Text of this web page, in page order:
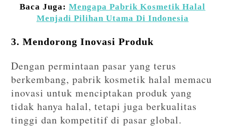
Baca Juga: Mengapa Pabrik Kosmetik Halal
Menjadi Pilihan Utama Di Indonesia
3. Mendorong Inovasi Produk
Dengan permintaan pasar yang terus
berkembang, pabrik kosmetik halal memacu
inovasi untuk menciptakan produk yang
tidak hanya halal, tetapi juga berkualitas
tinggi dan kompetitif di pasar global.